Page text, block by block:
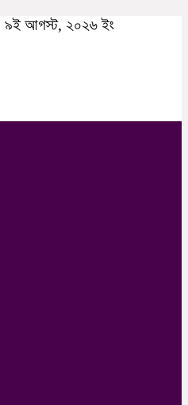
৯ই আগস্ট, ২০২৬ ইং